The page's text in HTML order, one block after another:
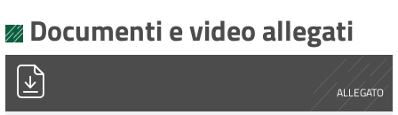
Documenti e video allegati
ALLEGATO
Indicatori Legge Stabilità 2016_c522 - anno 2025.pdf